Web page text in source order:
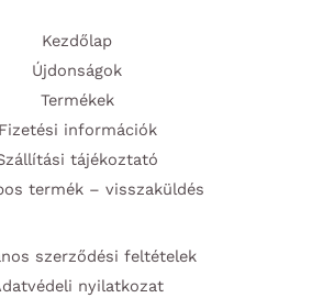
Kezdőlap
Újdonságok
Termékek
Fizetési információk
tájékoztató
termék – visszaküldés
szerződési feltételek
nyilatkozat